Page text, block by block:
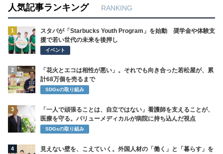
人気記事ランキング RANKING
1
スタバが「Starbucks Youth Program」を始動 奨学金や体験支
援で若い世代の未来を後押し
イベント
2
「花火とエコは相性が悪い」。それでも向き合った若松屋が、累
計68万個を売るまで
SDGsの取り組み
3
「一人で頑張ることは、自立ではない」看護師を支えることが、
医療を守る。バリューメディカルが病院に持ち込んだ視点
SDGsの取り組み
4
見えない壁を、こえていく。外国人材の「働く」と「暮らす」を